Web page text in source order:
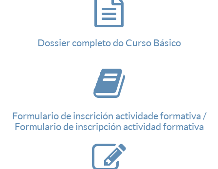
Dossier completo do Curso Básico
Formulario de inscrición actividade formativa /
Formulario de inscripción actividad formativa